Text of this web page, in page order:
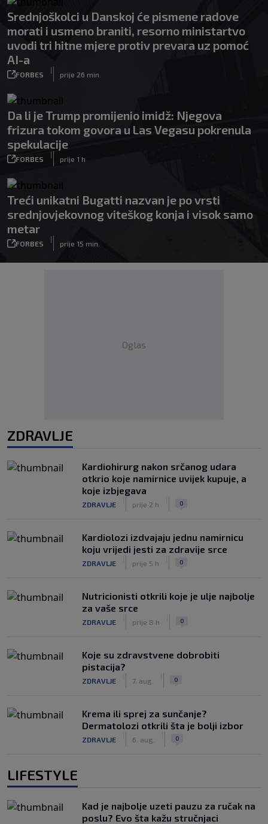
Srednjoškolci u Danskoj će pismene radove
morati i usmeno braniti, resorno ministartvo
uvodi tri hitne mjere protiv prevara uz pomoć
AI-a
FORBES
|
prije 26 min.
Da li je Trump promijenio imidž: Njegova
frizura tokom govora u Las Vegasu pokrenula
spekulacije
FORBES
|
prije 1 h
Treći unikatni Bugatti nazvan je po vrsti
srednjovjekovnog viteškog konja i visok samo
metar
FORBES
|
prije 15 min.
Oglas
ZDRAVLJE
Kardiohirurg nakon srčanog udara
otkrio koje namirnice uvijek kupuje, a
koje izbjegava
ZDRAVLJE prije 2 h 0
Kardiolozi izdvajaju jednu namirnicu
koju vrijedi jesti za zdravije srce
ZDRAVLJE prije 5 h 0
Nutricionisti otkrili koje je ulje najbolje
za vaše srce
ZDRAVLJE prije 8 h 0
Koje su zdravstvene dobrobiti
pistacija?
ZDRAVLJE 7. aug. 0
Krema ili sprej za sunčanje?
Dermatolozi otkrili šta je bolji izbor
ZDRAVLJE 6. aug. 0
LIFESTYLE
Kad je najbolje uzeti pauzu za ručak na
poslu? Evo šta kažu stručnjaci